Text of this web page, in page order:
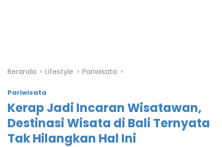
Beranda Lifestyle Pariwisata
Pariwisata
Kerap Jadi Incaran Wisatawan,
Destinasi Wisata di Bali Ternyata
Tak Hilangkan Hal Ini